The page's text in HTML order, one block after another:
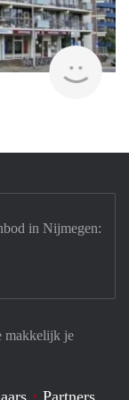
makkelijk je
Partners
in Nijmegen: